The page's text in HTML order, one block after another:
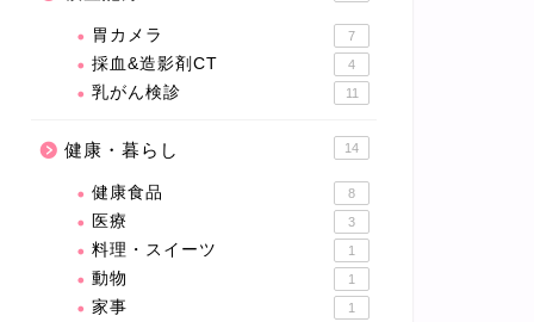
胃カメラ 7
採血&造影剤CT 4
乳がん検診 11
健康・暮らし 14
健康食品 8
医療 3
料理・スイーツ 1
動物 1
家事 1